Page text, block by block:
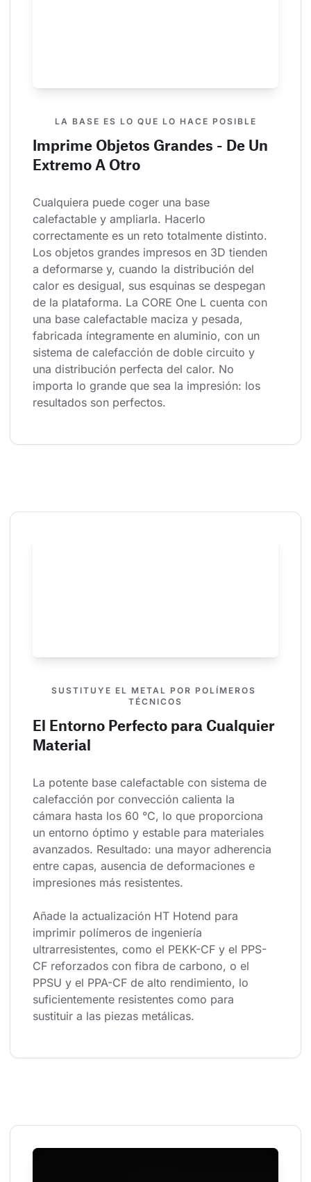
LA BASE ES LO QUE LO HACE POSIBLE
Imprime Objetos Grandes - De Un
Extremo A Otro
Cualquiera puede coger una base
calefactable y ampliarla. Hacerlo
correctamente es un reto totalmente distinto.
Los objetos grandes impresos en 3D tienden
a deformarse y, cuando la distribución del
calor es desigual, sus esquinas se despegan
de la plataforma. La CORE One L cuenta con
una base calefactable maciza y pesada,
fabricada íntegramente en aluminio, con un
sistema de calefacción de doble circuito y
una distribución perfecta del calor. No
importa lo grande que sea la impresión: los
resultados son perfectos.
SUSTITUYE EL METAL POR POLÍMEROS
TÉCNICOS
El Entorno Perfecto para Cualquier
Material
La potente base calefactable con sistema de
calefacción por convección calienta la
cámara hasta los 60 °C, lo que proporciona
un entorno óptimo y estable para materiales
avanzados. Resultado: una mayor adherencia
entre capas, ausencia de deformaciones e
impresiones más resistentes.
Añade la actualización HT Hotend para
imprimir polímeros de ingeniería
ultrarresistentes, como el PEKK-CF y el PPS-
CF reforzados con fibra de carbono, o el
PPSU y el PPA-CF de alto rendimiento, lo
suficientemente resistentes como para
sustituir a las piezas metálicas.